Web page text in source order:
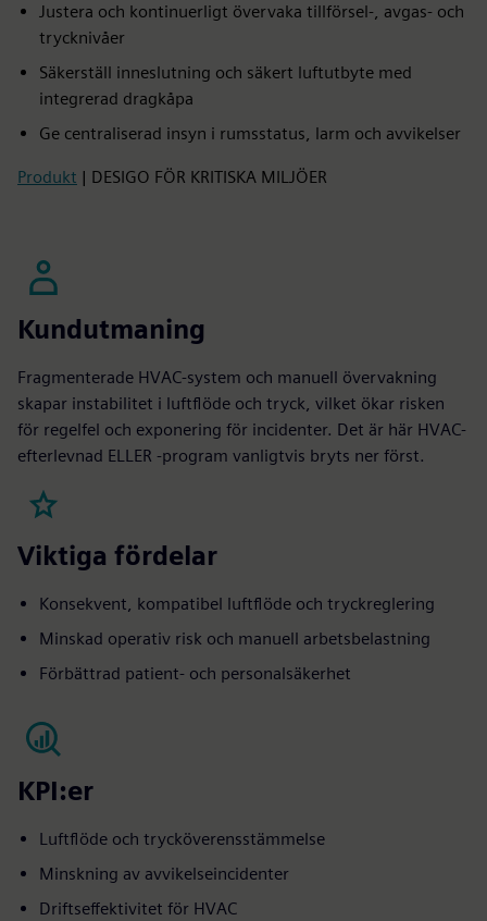
Justera och kontinuerligt övervaka tillförsel-, avgas- och
trycknivåer
Säkerställ inneslutning och säkert luftutbyte med
integrerad dragkåpa
Ge centraliserad insyn i rumsstatus, larm och avvikelser
Produkt | DESIGO FÖR KRITISKA MILJÖER
Kundutmaning
Fragmenterade HVAC-system och manuell övervakning
skapar instabilitet i luftflöde och tryck, vilket ökar risken
för regelfel och exponering för incidenter. Det är här HVAC-
efterlevnad ELLER -program vanligtvis bryts ner först.
Viktiga fördelar
Konsekvent, kompatibel luftflöde och tryckreglering
Minskad operativ risk och manuell arbetsbelastning
Förbättrad patient- och personalsäkerhet
KPI:er
Luftflöde och trycköverensstämmelse
Minskning av avvikelseincidenter
Driftseffektivitet för HVAC